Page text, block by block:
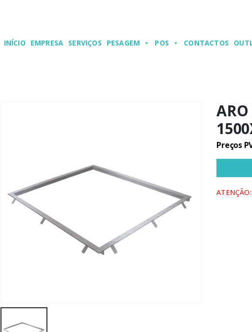
INÍCIO EMPRESA SERVIÇOS PESAGEM POS CONTACTOS
ARO
Preços
ATENÇÃO: